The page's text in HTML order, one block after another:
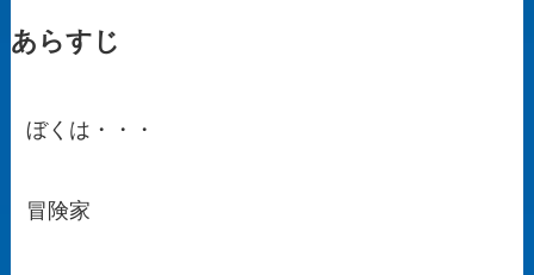
あらすじ
ぼくは・・・
冒険家